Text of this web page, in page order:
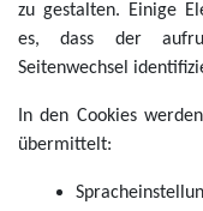
zu gestalten. Einige
es, dass der
Seitenwechsel
In den Cookies
übermittelt: